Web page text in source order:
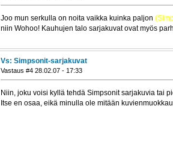
Joo mun serkulla on noita vaikka kuinka paljon
niin Wohoo! Kauhujen talo sarjakuvat ovat myös
Vs: Simpsonit-sarjakuvat
Vastaus #4 28.02.07 - 17:33
Niin, joku voisi kyllä tehdä Simpsonit sarjakuvia tai
Itse en osaa, eikä minulla ole mitään